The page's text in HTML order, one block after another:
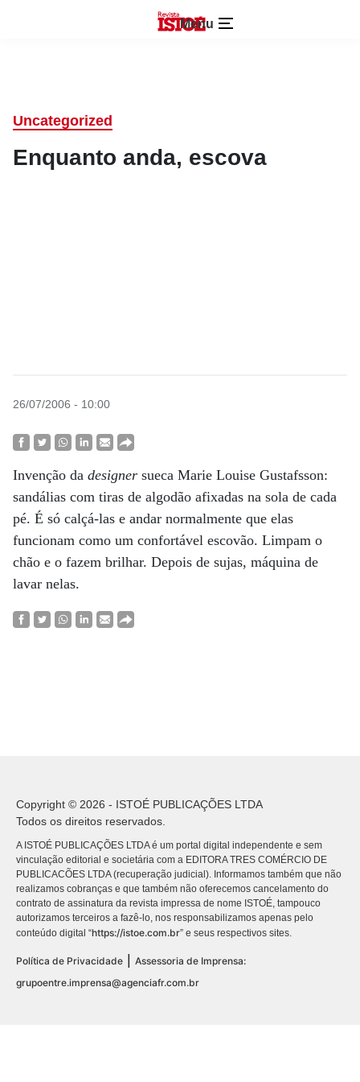
Menu
Uncategorized
Enquanto anda, escova
26/07/2006 - 10:00
Invenção da designer sueca Marie Louise Gustafsson:
sandálias com tiras de algodão afixadas na sola de cada
pé. É só calçá-las e andar normalmente que elas
funcionam como um confortável escovão. Limpam o
chão e o fazem brilhar. Depois de sujas, máquina de
lavar nelas.
Copyright © 2026 - ISTOÉ PUBLICAÇÕES LTDA
Todos os direitos reservados.
A ISTOÉ PUBLICAÇÕES LTDA é um portal digital independente e sem
vinculação editorial e societária com a EDITORA TRES COMÉRCIO DE
PUBLICACÕES LTDA (recuperação judicial). Informamos também que não
realizamos cobranças e que também não oferecemos cancelamento do
contrato de assinatura da revista impressa de nome ISTOÉ, tampouco
autorizamos terceiros a fazê-lo, nos responsabilizamos apenas pelo
conteúdo digital “https://istoe.com.br” e seus respectivos sites.
Política de Privacidade
Assessoria de Imprensa:
grupoentre.imprensa@agenciafr.com.br